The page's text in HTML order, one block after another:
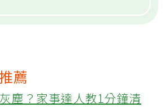
薦
塵？家事達人教1分鐘清